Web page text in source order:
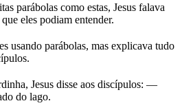
parábolas como estas, Jesus falava
eles podiam entender.
usando parábolas, mas explicava tudo
Jesus disse aos discípulos: —
do lago.